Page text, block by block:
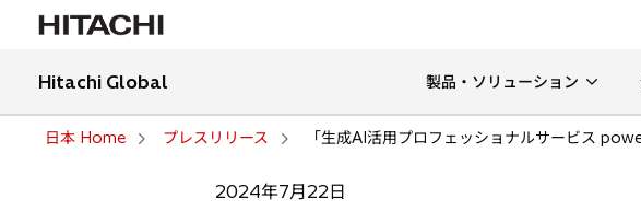
Hitachi Global 製品・ソリューション
日本 Home プレスリリース 「生成AI活用プロフェッショナルサービス
2024年7月22日